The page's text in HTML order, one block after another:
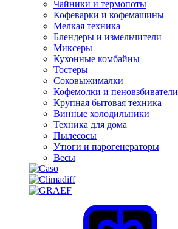
Чайники и термопоты
Кофеварки и кофемашины
Мелкая техника
Блендеры и измельчители
Миксеры
Кухонные комбайны
Тостеры
Соковыжималки
Кофемолки и пеновзбиватели
Крупная бытовая техника
Винные холодильники
Техника для дома
Пылесосы
Утюги и парогенераторы
Весы